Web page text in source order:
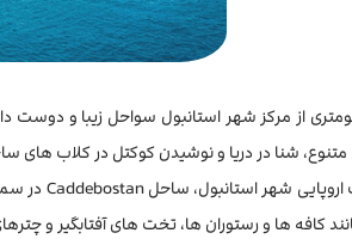
شنا در دریا و نوشیدن کوکتل در کلاب های
کافه ها و رستوران ها، تخت های آفتابگیر و